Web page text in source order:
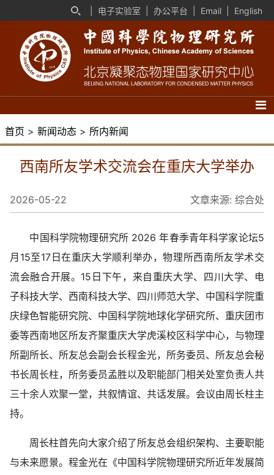
电子实验室 办公平台 Email English
首页 > 新闻动态 > 所内新闻
西南所友学术交流会在重庆大学举办
2026-05-22 文章来源: 综合处
中国科学院物理研究所 2026 年春季青年科学家论坛5
月15至17日在重庆大学顺利举办，物理所西南所友学术交
流会融合开展。15日下午，来自重庆大学、四川大学、电
子科技大学、西南科技大学、四川师范大学、中国科学院重
庆绿色智能研究院、中国科学院地球化学研究所、重庆团市
委等西南地区所友齐聚重庆大学虎溪校区科学中心，与物理
所副所长、所友总会副会长程金光，所务委员、 所友总会秘
书长周长柱，所务委员孟胜以及职能部门相关处室负责人共
三十余人欢聚一堂，共叙情谊、共话发展。会议由周长柱主
持。
周长柱首先向大家介绍了所友总会组织架构、主要职能
与未来愿景。程金光在《中国科学院物理研究所近年发展简